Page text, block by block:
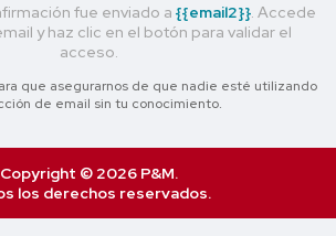
fue enviado a {{email2}} . Accede
y haz clic en el botón para validar el
acceso.
que asegurarnos de que nadie esté utilizando
de email sin tu conocimiento.
Copyright © 2026 P&M.
los derechos reservados.